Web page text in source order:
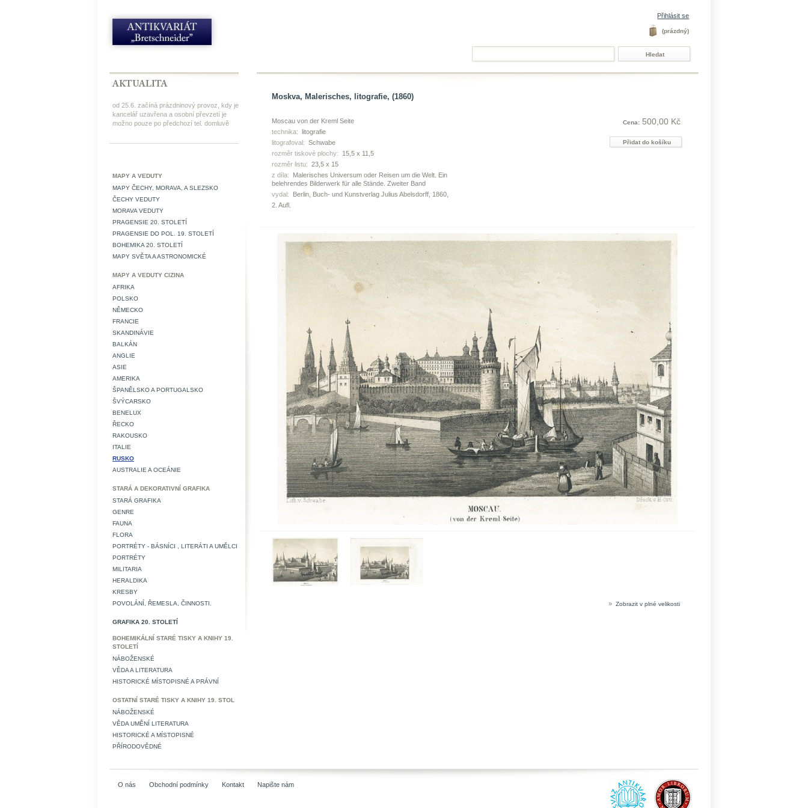
Přihlásit se
(prázdný)
od 25.6. začíná prázdninový provoz, kdy je
kancelář uzavřena a osobní převzetí je
možno pouze po předchozí tel. domluvě
MAPY A VEDUTY
MAPY ČECHY, MORAVA, A SLEZSKO
ČECHY VEDUTY
MORAVA VEDUTY
PRAGENSIE 20. STOLETÍ
PRAGENSIE DO POL. 19. STOLETÍ
BOHEMIKA 20. STOLETÍ
MAPY SVĚTA A ASTRONOMICKÉ
MAPY A VEDUTY CIZINA
AFRIKA
POLSKO
NĚMECKO
FRANCIE
SKANDINÁVIE
BALKÁN
ANGLIE
ASIE
AMERIKA
ŠPANĚLSKO A PORTUGALSKO
ŠVÝCARSKO
BENELUX
ŘECKO
RAKOUSKO
ITALIE
RUSKO
AUSTRALIE A OCEÁNIE
STARÁ A DEKORATIVNÍ GRAFIKA
STARÁ GRAFIKA
GENRE
FAUNA
FLORA
PORTRÉTY - BÁSNÍCI , LITERÁTI A UMĚLCI
PORTRÉTY
MILITARIA
HERALDIKA
KRESBY
POVOLÁNÍ, ŘEMESLA, ČINNOSTI.
GRAFIKA 20. STOLETÍ
BOHEMIKÁLNÍ STARÉ TISKY A KNIHY 19.
STOLETÍ
NÁBOŽENSKÉ
VĚDA A LITERATURA
HISTORICKÉ MÍSTOPISNÉ A PRÁVNÍ
OSTATNÍ STARÉ TISKY A KNIHY 19. STOL
NÁBOŽENSKÉ
VĚDA UMĚNÍ LITERATURA
HISTORICKÉ A MÍSTOPISNÉ
PŘÍRODOVĚDNÉ
Moskva, Malerisches, litografie, (1860)
Moscau von der Kreml Seite
technika: litografie
litografoval: Schwabe
rozměr tiskové plochy:
15,5 x 11,5
rozměr listu: 23,5 x 15
z díla:
Malerisches Universum oder Reisen um die Welt. Ein
belehrendes Bilderwerk für alle Stände. Zweiter Band
vydal:
Berlin, Buch- und Kunstverlag Julius Abelsdorff, 1860,
2. Aufl.
Cena: 500,00 Kč
» Zobrazit v plné velikosti
O nás Obchodní podmínky Kontakt Napište nám